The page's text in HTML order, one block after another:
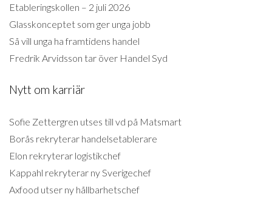
Etableringskollen – 2 juli 2026
Glasskonceptet som ger unga jobb
Så vill unga ha framtidens handel
Fredrik Arvidsson tar över Handel Syd
Nytt om karriär
Sofie Zettergren utses till vd på Matsmart
Borås rekryterar handelsetablerare
Elon rekryterar logistikchef
Kappahl rekryterar ny Sverigechef
Axfood utser ny hållbarhetschef